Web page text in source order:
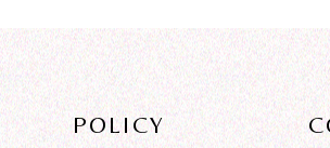
POLICY